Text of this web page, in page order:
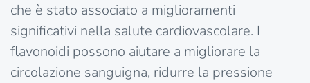
che è stato associato a miglioramenti
significativi nella salute cardiovascolare. I
flavonoidi possono aiutare a migliorare la
circolazione sanguigna, ridurre la pressione